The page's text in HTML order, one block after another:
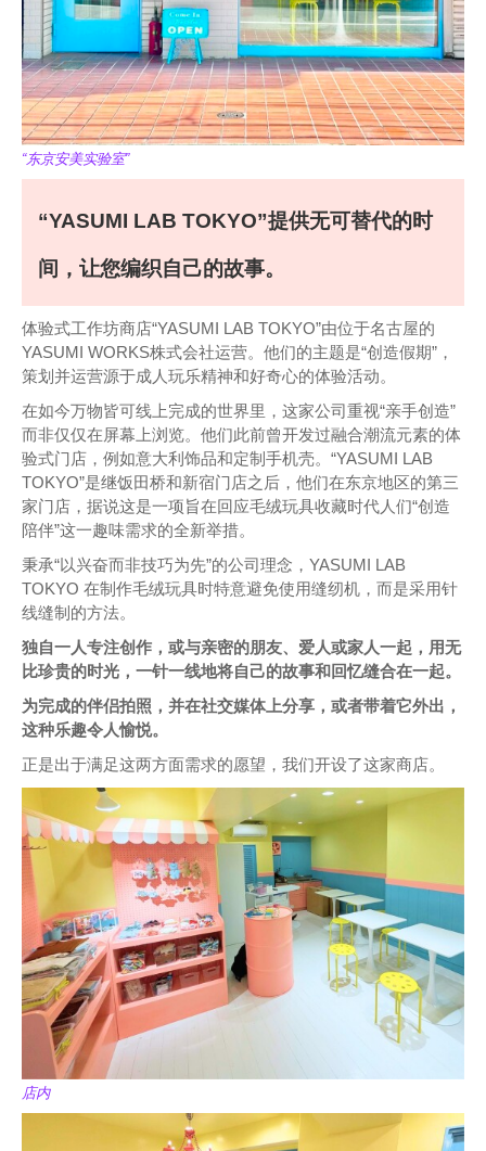
“东京安美实验室”
“YASUMI LAB TOKYO”提供无可替代的时
间，让您编织自己的故事。
体验式工作坊商店“YASUMI LAB TOKYO”由位于名古屋的
YASUMI WORKS株式会社运营。他们的主题是“创造假期”，
策划并运营源于成人玩乐精神和好奇心的体验活动。
在如今万物皆可线上完成的世界里，这家公司重视“亲手创造”
而非仅仅在屏幕上浏览。他们此前曾开发过融合潮流元素的体
验式门店，例如意大利饰品和定制手机壳。“YASUMI LAB
TOKYO”是继饭田桥和新宿门店之后，他们在东京地区的第三
家门店，据说这是一项旨在回应毛绒玩具收藏时代人们“创造
陪伴”这一趣味需求的全新举措。
秉承“以兴奋而非技巧为先”的公司理念，YASUMI LAB
TOKYO 在制作毛绒玩具时特意避免使用缝纫机，而是采用针
线缝制的方法。
独自一人专注创作，或与亲密的朋友、爱人或家人一起，用无
比珍贵的时光，一针一线地将自己的故事和回忆缝合在一起。
为完成的伴侣拍照，并在社交媒体上分享，或者带着它外出，
这种乐趣令人愉悦。
正是出于满足这两方面需求的愿望，我们开设了这家商店。
店内